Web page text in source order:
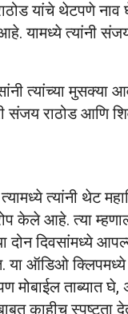
यांचे थेटपणे
यामध्ये त्यांनी
त्यांच्या मुसक्या
संजय राठोड आणि
त्यांनी थेट
केले आहे. त्या
दोन दिवसांमध्ये
ऑडिओ क्लिपमध्ये
मोबाईल ताब्यात
काहीच स्पष्टता